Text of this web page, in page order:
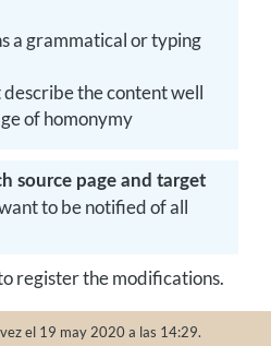
a grammatical or typing
describe the content well
of homonymy
source page and target
to be notified of all
register the modifications.
el 19 may 2020 a las 14:29.